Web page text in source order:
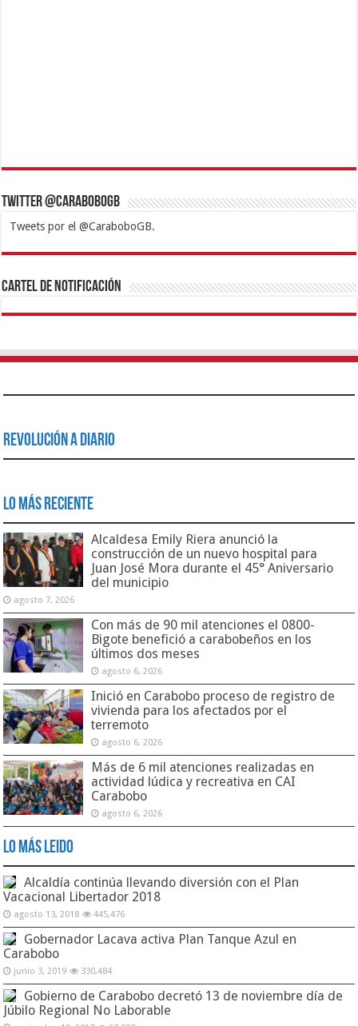
Twitter @CaraboboGB
Tweets por el @CaraboboGB.
1xbetBetturkeyBetistKralbetSupertotobetTipobetMatadorbetMariobet
https://mvbcasino.com/
Cartel de Notificación
Revolución a Diario
Lo Más Reciente
Alcaldesa Emily Riera anunció la
construcción de un nuevo hospital para
Juan José Mora durante el 45° Aniversario
del municipio
agosto 7, 2026
Con más de 90 mil atenciones el 0800-
Bigote benefició a carabobeños en los
últimos dos meses
agosto 6, 2026
Inició en Carabobo proceso de registro de
vivienda para los afectados por el
terremoto
agosto 6, 2026
Más de 6 mil atenciones realizadas en
actividad lúdica y recreativa en CAI
Carabobo
agosto 6, 2026
Lo Más Leido
Alcaldía continúa llevando diversión con el Plan
Vacacional Libertador 2018
agosto 13, 2018 445,476
Gobernador Lacava activa Plan Tanque Azul en
Carabobo
junio 3, 2019 330,484
Gobierno de Carabobo decretó 13 de noviembre día de
Júbilo Regional No Laborable